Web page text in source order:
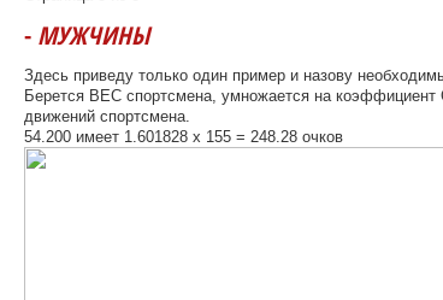
- МУЖЧИНЫ
Здесь приведу только один пример и назову
Берется ВЕС спортсмена, умножается на
движений спортсмена.
54.200 имеет 1.601828 х 155 = 248.28 очков